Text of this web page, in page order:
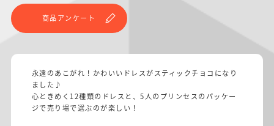
商品アンケート
永遠のあこがれ！かわいいドレスがスティックチョコになり
ました♪
心ときめく12種類のドレスと、5人のプリンセスのパッケー
ジで売り場で選ぶのが楽しい！